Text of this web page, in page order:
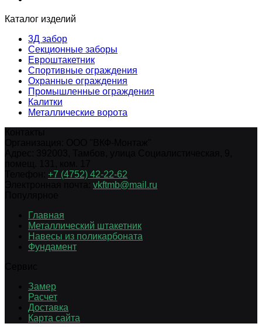
Каталог изделий
3Д забор
Секционные заборы
Евроштакетник
Спортивные ограждения
Охранные ограждения
Промышленные ограждения
Калитки
Металлические ворота
+7 (4752) 42-22-62
vkftmb@mail.ru
Главная
Металлический штакетник
Навесы из поликарбоната
Фундамент
Замер
Расчет
Доставка
Карта сайта